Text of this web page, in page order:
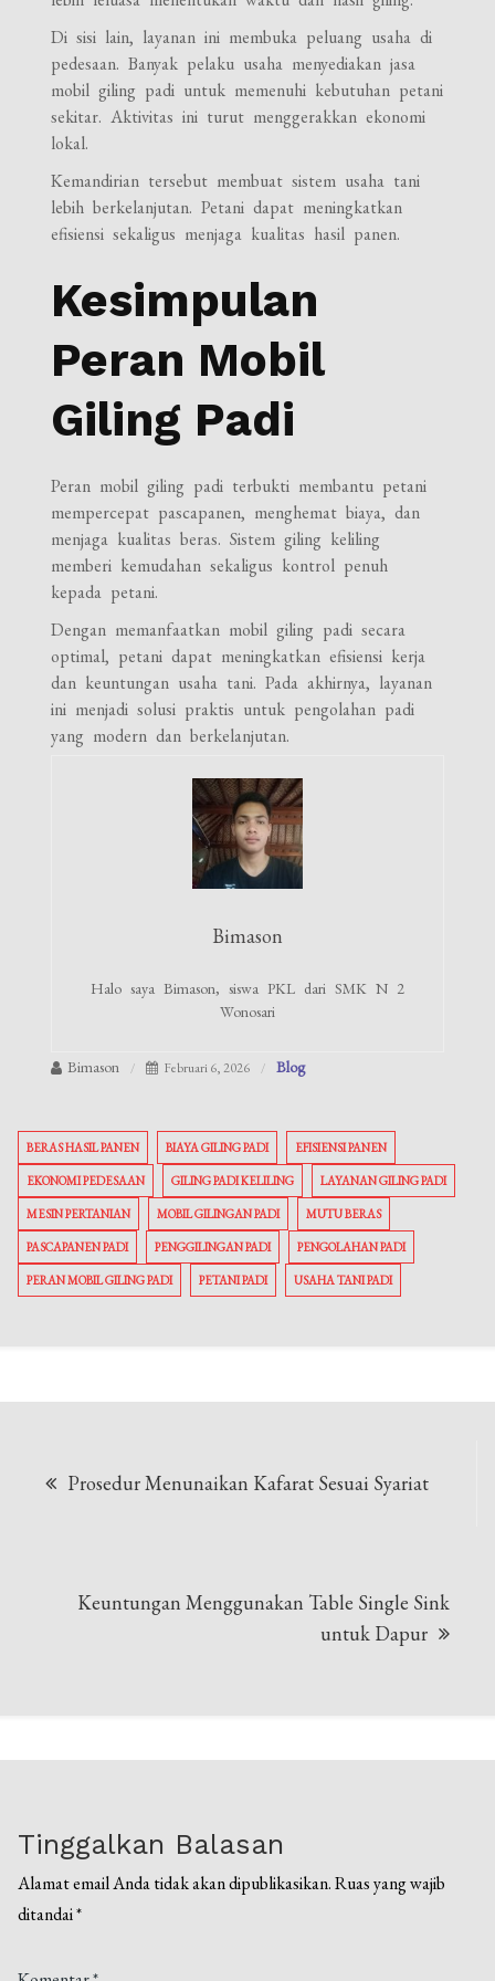
Di sisi lain, layanan ini membuka peluang usaha di
pedesaan. Banyak pelaku usaha menyediakan jasa
mobil giling padi untuk memenuhi kebutuhan petani
sekitar. Aktivitas ini turut menggerakkan ekonomi
lokal.
Kemandirian tersebut membuat sistem usaha tani
lebih berkelanjutan. Petani dapat meningkatkan
efisiensi sekaligus menjaga kualitas hasil panen.
Kesimpulan
Peran Mobil
Giling Padi
Peran mobil giling padi terbukti membantu petani
mempercepat pascapanen, menghemat biaya, dan
menjaga kualitas beras. Sistem giling keliling
memberi kemudahan sekaligus kontrol penuh
kepada petani.
Dengan memanfaatkan mobil giling padi secara
optimal, petani dapat meningkatkan efisiensi kerja
dan keuntungan usaha tani. Pada akhirnya, layanan
ini menjadi solusi praktis untuk pengolahan padi
yang modern dan berkelanjutan.
Bimason
Halo saya Bimason, siswa PKL dari SMK N 2
Wonosari
Bimason Februari 6, 2026 Blog
BERAS HASIL PANEN BIAYA GILING PADI EFISIENSI PANEN
EKONOMI PEDESAAN GILING PADI KELILING LAYANAN GILING PADI
MESIN PERTANIAN MOBIL GILINGAN PADI MUTU BERAS
PASCAPANEN PADI PENGGILINGAN PADI PENGOLAHAN PADI
PERAN MOBIL GILING PADI PETANI PADI USAHA TANI PADI
Prosedur Menunaikan Kafarat Sesuai Syariat
Keuntungan Menggunakan Table Single Sink
untuk Dapur
Tinggalkan Balasan
Alamat email Anda tidak akan dipublikasikan. Ruas yang wajib
ditandai*